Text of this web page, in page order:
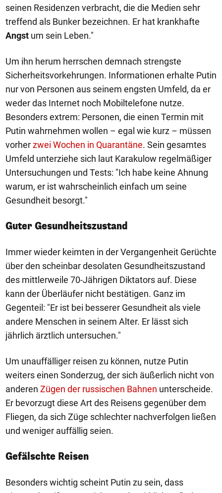
seinen Residenzen verbracht, die die Medien sehr
treffend als Bunker bezeichnen. Er hat krankhafte
Angst um sein Leben."
Um ihn herum herrschen demnach strengste
Sicherheitsvorkehrungen. Informationen erhalte Putin
nur von Personen aus seinem engsten Umfeld, da er
weder das Internet noch Mobiltelefone nutze.
Besonders extrem: Personen, die einen Termin mit
Putin wahrnehmen wollen – egal wie kurz – müssen
vorherzwei Wochen in Quarantäne. Sein gesamtes
Umfeld unterziehe sich laut Karakulow regelmäßiger
Untersuchungen und Tests: "Ich habe keine Ahnung
warum, er ist wahrscheinlich einfach um seine
Gesundheit besorgt."
Guter Gesundheitszustand
Immer wieder keimten in der Vergangenheit Gerüchte
über den scheinbar desolaten Gesundheitszustand
des mittlerweile 70-Jährigen Diktators auf. Diese
kann der Überläufer nicht bestätigen. Ganz im
Gegenteil: "Er ist bei besserer Gesundheit als viele
andere Menschen in seinem Alter. Er lässt sich
jährlich ärztlich untersuchen."
Um unauffälliger reisen zu können, nutze Putin
weiters einen Sonderzug, der sich äußerlich nicht von
anderen Zügen der russischen Bahnen unterscheide.
Er bevorzugt diese Art des Reisens gegenüber dem
Fliegen, da sich Züge schlechter nachverfolgen ließen
und weniger auffällig seien.
Gefälschte Reisen
Besonders wichtig scheint Putin zu sein, dass